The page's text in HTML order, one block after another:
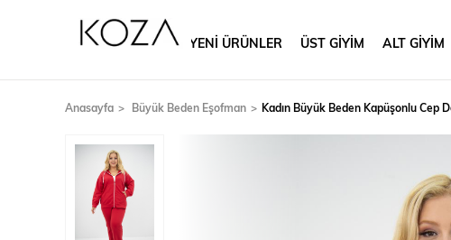
YENİ ÜRÜNLER ÜST GİYİM ALT GİYİM
Anasayfa Büyük Beden Eşofman Kadın Büyük Beden Kapüşonlu Cep